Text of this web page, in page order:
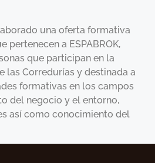
una oferta formativa
pertenecen a ESPABROK,
que participan en la
las Corredurías y destinada a
formativas en los campos
del negocio y el entorno,
así como conocimiento del